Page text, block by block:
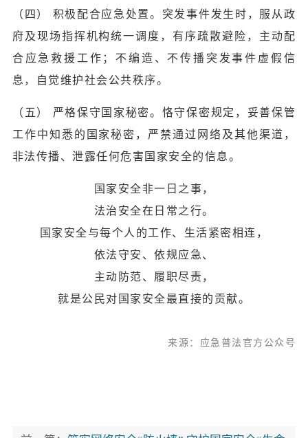
（四） 积极配合应急处置。突发事件发生时，服从政
府及现场指挥机构统一调度，有序疏散避险，主动配
合应急救援工作；不编造、不传播突发事件虚假信
息，自觉维护社会公共秩序。
（五） 严格保守国家秘密。恪守保密规定，妥善保管
工作中知悉的国家秘密，严禁通过网络及其他渠道，
非法传播、泄露任何危害国家安全的信息。
国家安全非一日之事，
法治安全在日常之行。
国家安全与每个人的工作、生活紧密相连，
依法守安、依规应急、
主动防范、履职尽责，
就是公民对国家安全最直接的贡献。
来源：应急普法官方公众号